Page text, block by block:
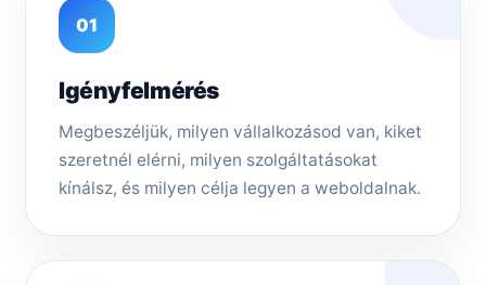
01
Igényfelmérés
Megbeszéljük, milyen vállalkozásod van, kiket
szeretnél elérni, milyen szolgáltatásokat
kínálsz, és milyen célja legyen a weboldalnak.